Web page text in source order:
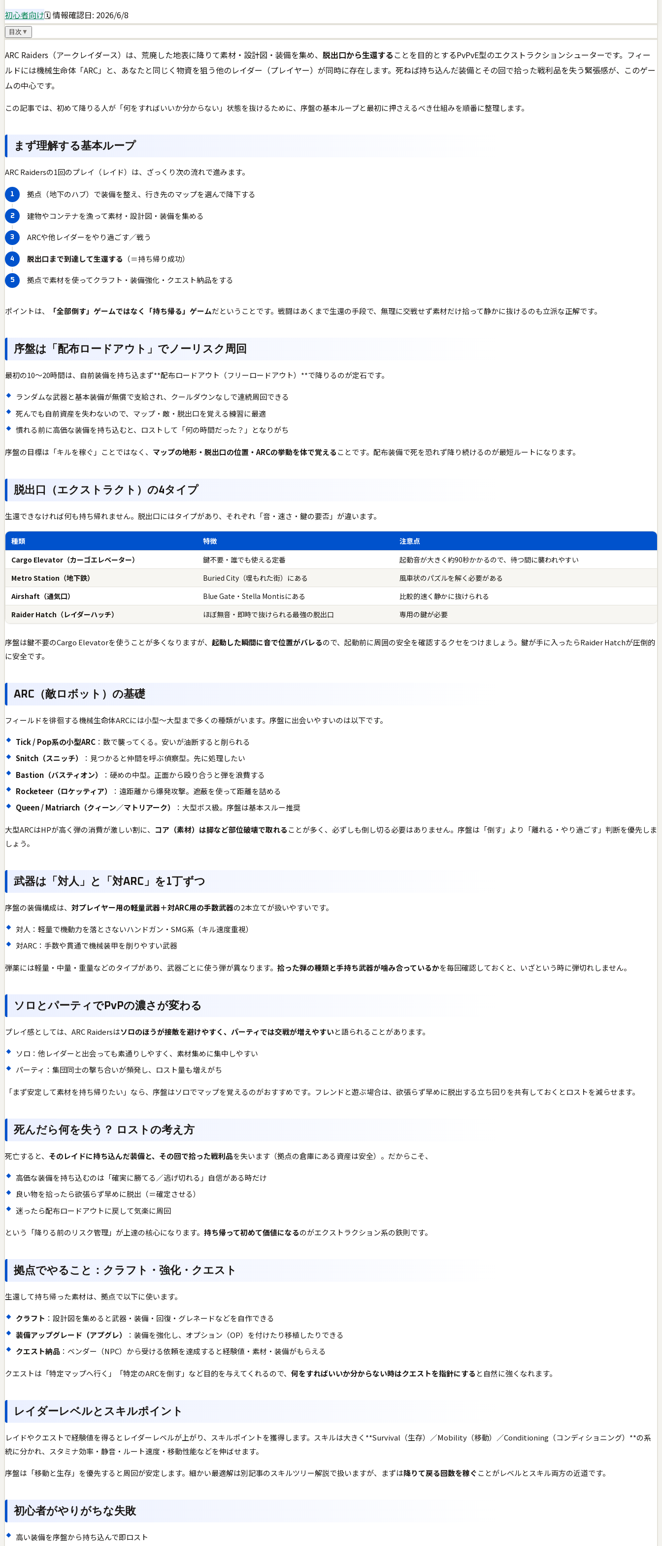
初心者向け🗓 情報確認日: 2026/6/8
目次 ▼
ARC Raiders（アークレイダース）は、荒廃した地表に降りて素材・設計図・装備を集め、 脱出口から生還することを目的とするPvPvE型のエクストラクションシューターです。フィー
ルドには機械生命体「ARC」と、あなたと同じく物資を狙う他のレイダー（プレイヤー）が同時に存在します。死ねば持ち込んだ装備とその回で拾った戦利品を失う緊張感が、このゲー
ムの中心です。
この記事では、初めて降りる人が「何をすればいいか分からない」状態を抜けるために、序盤の基本ループと最初に押さえるべき仕組みを順番に整理します。
まず理解する基本ループ
ARC Raidersの1回のプレイ（レイド）は、ざっくり次の流れで進みます。
拠点（地下のハブ）で装備を整え、行き先のマップを選んで降下する
建物やコンテナを漁って素材・設計図・装備を集める
ARCや他レイダーをやり過ごす／戦う
脱出口まで到達して生還する （＝持ち帰り成功）
拠点で素材を使ってクラフト・装備強化・クエスト納品をする
ポイントは、 「全部倒す」ゲームではなく「持ち帰る」ゲームだということです。戦闘はあくまで生還の手段で、無理に交戦せず素材だけ拾って静かに抜けるのも立派な正解です。
序盤は「配布ロードアウト」でノーリスク周回
最初の10〜20時間は、自前装備を持ち込まず**配布ロードアウト（フリーロードアウト）**で降りるのが定石です。
ランダムな武器と基本装備が無償で支給され、クールダウンなしで連続周回できる
死んでも自前資産を失わないので、マップ・敵・脱出口を覚える練習に最適
慣れる前に高価な装備を持ち込むと、ロストして「何の時間だった？」となりがち
序盤の目標は「キルを稼ぐ」ことではなく、 マップの地形・脱出口の位置・ARCの挙動を体で覚えることです。配布装備で死を恐れず降り続けるのが最短ルートになります。
脱出口（エクストラクト）の4タイプ
生還できなければ何も持ち帰れません。脱出口にはタイプがあり、それぞれ「音・速さ・鍵の要否」が違います。
種類 特徴
注意点
Cargo Elevator（カーゴエレベーター）
鍵不要・誰でも使える定番
起動音が大きく約90秒かかるので、待つ間に襲われやすい
Metro Station（地下鉄）
Buried City（埋もれた街）にある
風車状のパズルを解く必要がある
Airshaft（通気口）
Blue Gate・Stella Montisにある
比較的速く静かに抜けられる
Raider Hatch（レイダーハッチ）
ほぼ無音・即時で抜けられる最強の脱出口 専用の鍵が必要
序盤は鍵不要のCargo Elevatorを使うことが多くなりますが、 起動した瞬間に音で位置がバレるので、起動前に周囲の安全を確認するクセをつけましょう。鍵が手に入ったらRaider Hatchが圧倒的
に安全です。
ARC（敵ロボット）の基礎
フィールドを徘徊する機械生命体ARCには小型〜大型まで多くの種類がいます。序盤に出会いやすいのは以下です。
Tick / Pop系の小型ARC：数で襲ってくる。安いが油断すると削られる
Snitch（スニッチ）
：見つかると仲間を呼ぶ偵察型。先に処理したい
Bastion（バスティオン）
：硬めの中型。正面から殴り合うと弾を浪費する
Rocketeer（ロケッティア）
：遠距離から爆発攻撃。遮蔽を使って距離を詰める
Queen / Matriarch（クィーン／マトリアーク）
：大型ボス級。序盤は基本スルー推奨
大型ARCはHPが高く弾の消費が激しい割に、 コア（素材）は脚など部位破壊で取れることが多く、必ずしも倒し切る必要はありません。序盤は「倒す」より「離れる・やり過ごす」判断を優先しま
しょう。
武器は「対人」と「対ARC」を1丁ずつ
序盤の装備構成は、 対プレイヤー用の軽量武器＋対ARC用の手数武器の2本立てが扱いやすいです。
対人：軽量で機動力を落とさないハンドガン・SMG系（キル速度重視）
対ARC：手数や貫通で機械装甲を削りやすい武器
弾薬には軽量・中量・重量などのタイプがあり、武器ごとに使う弾が異なります。 拾った弾の種類と手持ち武器が噛み合っているかを毎回確認しておくと、いざという時に弾切れしません。
ソロとパーティでPvPの濃さが変わる
プレイ感としては、ARC Raidersはソロのほうが接敵を避けやすく、パーティでは交戦が増えやすいと語られることがあります。
ソロ：他レイダーと出会っても素通りしやすく、素材集めに集中しやすい
パーティ：集団同士の撃ち合いが頻発し、ロスト量も増えがち
「まず安定して素材を持ち帰りたい」なら、序盤はソロでマップを覚えるのがおすすめです。フレンドと遊ぶ場合は、欲張らず早めに脱出する立ち回りを共有しておくとロストを減らせます。
死んだら何を失う？ ロストの考え方
死亡すると、 そのレイドに持ち込んだ装備と、その回で拾った戦利品を失います（拠点の倉庫にある資産は安全）。だからこそ、
高価な装備を持ち込むのは「確実に勝てる／逃げ切れる」自信がある時だけ
良い物を拾ったら欲張らず早めに脱出（＝確定させる）
迷ったら配布ロードアウトに戻して気楽に周回
という「降りる前のリスク管理」が上達の核心になります。 持ち帰って初めて価値になるのがエクストラクション系の鉄則です。
拠点でやること：クラフト・強化・クエスト
生還して持ち帰った素材は、拠点で以下に使います。
クラフト ：設計図を集めると武器・装備・回復・グレネードなどを自作できる
装備アップグレード（アプグレ）
：装備を強化し、オプション（OP）を付けたり移植したりできる
クエスト納品 ：ベンダー（NPC）から受ける依頼を達成すると経験値・素材・装備がもらえる
クエストは「特定マップへ行く」「特定のARCを倒す」など目的を与えてくれるので、 何をすればいいか分からない時はクエストを指針にする と自然に強くなれます。
レイダーレベルとスキルポイント
レイドやクエストで経験値を得るとレイダーレベルが上がり、スキルポイントを獲得します。スキルは大きく**Survival（生存）／Mobility（移動）／Conditioning（コンディショニング）**の系
統に分かれ、スタミナ効率・静音・ルート速度・移動性能などを伸ばせます。
序盤は「移動と生存」を優先すると周回が安定します。細かい最適解は別記事のスキルツリー解説で扱いますが、まずは降りて戻る回数を稼ぐことがレベルとスキル両方の近道です。
初心者がやりがちな失敗
高い装備を序盤から持ち込んで即ロスト